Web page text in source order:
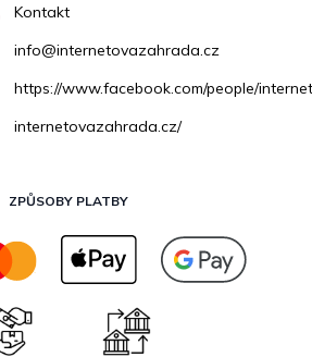
Kontakt
info@internetovazahrada.cz
https://www.facebook.com/people/
internetovazahrada.cz/
ZPŮSOBY PLATBY